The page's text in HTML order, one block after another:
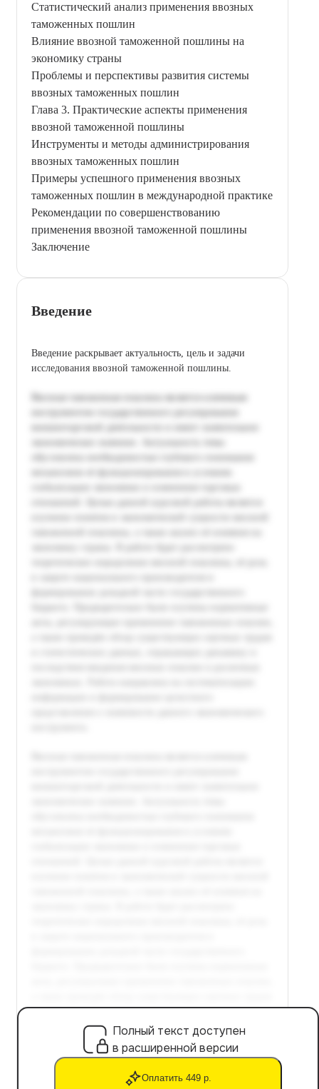
Статистический анализ применения ввозных
таможенных пошлин
Влияние ввозной таможенной пошлины на
экономику страны
Проблемы и перспективы развития системы
ввозных таможенных пошлин
Глава 3. Практические аспекты применения
ввозной таможенной пошлины
Инструменты и методы администрирования
ввозных таможенных пошлин
Примеры успешного применения ввозных
таможенных пошлин в международной практике
Рекомендации по совершенствованию
применения ввозной таможенной пошлины
Заключение
Введение
Введение раскрывает актуальность, цель и задачи
исследования ввозной таможенной пошлины.
Полный текст доступен
в расширенной версии
Оплатить 449 р.